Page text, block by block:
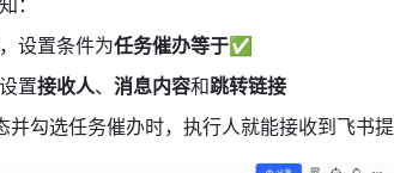
：
设置条件为任务催办等于✅
置接收人、 消息内容和跳转链接
勾选任务催办时，执行人就能接收到飞书